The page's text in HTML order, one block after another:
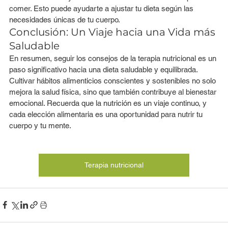
comer. Esto puede ayudarte a ajustar tu dieta según las
necesidades únicas de tu cuerpo.
Conclusión: Un Viaje hacia una Vida más
Saludable
En resumen, seguir los consejos de la terapia nutricional es un
paso significativo hacia una dieta saludable y equilibrada.
Cultivar hábitos alimenticios conscientes y sostenibles no solo
mejora la salud física, sino que también contribuye al bienestar
emocional. Recuerda que la nutrición es un viaje continuo, y
cada elección alimentaria es una oportunidad para nutrir tu
cuerpo y tu mente.
Terapia nutricional